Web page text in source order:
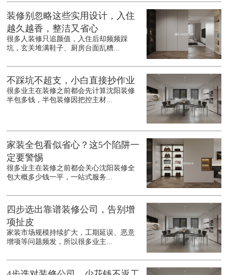
装修别忽略这些实用设计，入住
越久越香，整洁又省心
很多人装修只追颜值，入住后却频频踩
坑，玄关堆满鞋子、厨房台面乱糟...
不踩坑不超支，小白直接抄作业
很多业主在装修之前都会先计算沈阳装修
半包多钱，半包装修因把控主材...
家装全包看似省心？这5个陷阱一
定要警惕
很多业主在装修之前都会关心沈阳装修全
包大概多少钱一平，一站式服务...
四步选出靠谱装修公司，告别增
项扯皮
家装市场规模持续扩大，工期延误、恶意
增项等问题频发，所以很多业主...